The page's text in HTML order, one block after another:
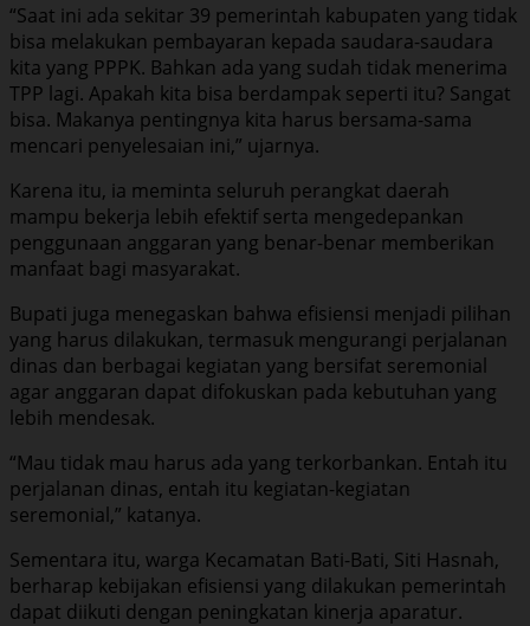
“Saat ini ada sekitar 39 pemerintah kabupaten yang tidak
bisa melakukan pembayaran kepada saudara-saudara
kita yang PPPK. Bahkan ada yang sudah tidak menerima
TPP lagi. Apakah kita bisa berdampak seperti itu? Sangat
bisa. Makanya pentingnya kita harus bersama-sama
mencari penyelesaian ini,” ujarnya.
Karena itu, ia meminta seluruh perangkat daerah
mampu bekerja lebih efektif serta mengedepankan
penggunaan anggaran yang benar-benar memberikan
manfaat bagi masyarakat.
Bupati juga menegaskan bahwa efisiensi menjadi pilihan
yang harus dilakukan, termasuk mengurangi perjalanan
dinas dan berbagai kegiatan yang bersifat seremonial
agar anggaran dapat difokuskan pada kebutuhan yang
lebih mendesak.
“Mau tidak mau harus ada yang terkorbankan. Entah itu
perjalanan dinas, entah itu kegiatan-kegiatan
seremonial,” katanya.
Sementara itu, warga Kecamatan Bati-Bati, Siti Hasnah,
berharap kebijakan efisiensi yang dilakukan pemerintah
dapat diikuti dengan peningkatan kinerja aparatur.